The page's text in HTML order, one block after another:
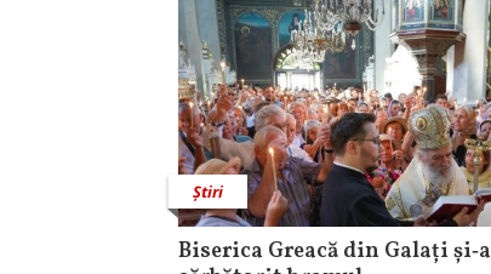
Știri
Biserica Greacă din Galați și‑a